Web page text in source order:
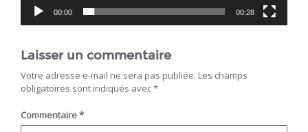
00:00 00:28
Laisser un commentaire
Votre adresse e-mail ne sera pas publiée. Les champs
obligatoires sont indiqués avec*
Commentaire*